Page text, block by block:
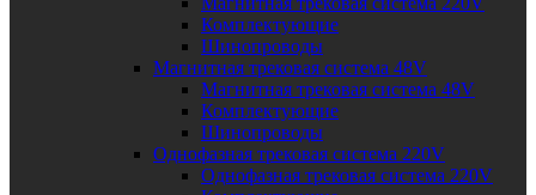
Комплектующие
Шинопроводы
Магнитная трековая система 48V
Магнитная трековая система 48V
Комплектующие
Шинопроводы
Однофазная трековая система 220V
Однофазная трековая система 220V